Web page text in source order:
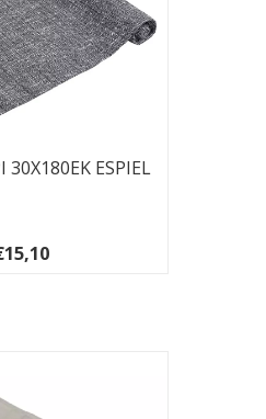
30Χ180ΕΚ ESPIEL